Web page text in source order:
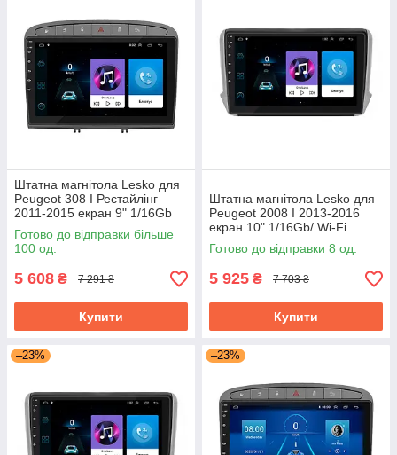
Штатна магнітола Lesko для
Peugeot 308 I Рестайлінг
2011-2015 екран 9" 1/16Gb
Grey/Wi-Fi Optima GPS
Android
Готово до відправки більше
100 од.
5 608 ₴ 7 291 ₴
Купити
Штатна магнітола Lesko для
Peugeot 2008 I 2013-2016
екран 10" 1/16Gb/ Wi-Fi
Optima GPS Android Пожо
Готово до відправки 8 од.
5 925 ₴ 7 703 ₴
Купити
–23% –23%